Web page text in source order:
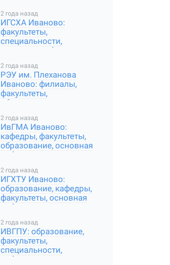
2 года назад
ИГСХА Иваново:
факультеты,
специальности,
основная информация
2 года назад
РЭУ им. Плеханова
Иваново: филиалы,
факультеты,
образование
2 года назад
ИвГМА Иваново:
кафедры, факультеты,
образование, основная
информация
2 года назад
ИГХТУ Иваново:
образование, кафедры,
факультеты, основная
информация
2 года назад
ИВГПУ: образование,
факультеты,
специальности,
информация